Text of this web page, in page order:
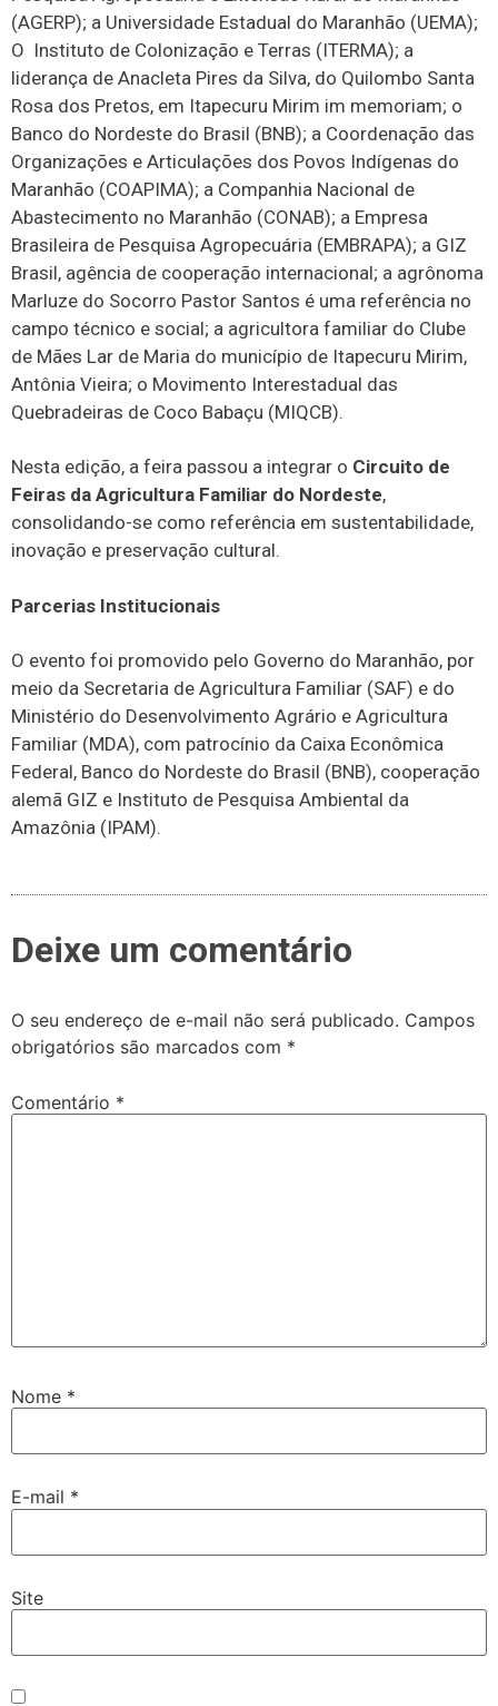
(AGERP); a Universidade Estadual do Maranhão (UEMA);
O Instituto de Colonização e Terras (ITERMA); a
liderança de Anacleta Pires da Silva, do Quilombo Santa
Rosa dos Pretos, em Itapecuru Mirim im memoriam; o
Banco do Nordeste do Brasil (BNB); a Coordenação das
Organizações e Articulações dos Povos Indígenas do
Maranhão (COAPIMA); a Companhia Nacional de
Abastecimento no Maranhão (CONAB); a Empresa
Brasileira de Pesquisa Agropecuária (EMBRAPA); a GIZ
Brasil, agência de cooperação internacional; a agrônoma
Marluze do Socorro Pastor Santos é uma referência no
campo técnico e social; a agricultora familiar do Clube
de Mães Lar de Maria do município de Itapecuru Mirim,
Antônia Vieira; o Movimento Interestadual das
Quebradeiras de Coco Babaçu (MIQCB).
Nesta edição, a feira passou a integrar o Circuito de
Feiras da Agricultura Familiar do Nordeste,
consolidando-se como referência em sustentabilidade,
inovação e preservação cultural.
Parcerias Institucionais
O evento foi promovido pelo Governo do Maranhão, por
meio da Secretaria de Agricultura Familiar (SAF) e do
Ministério do Desenvolvimento Agrário e Agricultura
Familiar (MDA), com patrocínio da Caixa Econômica
Federal, Banco do Nordeste do Brasil (BNB), cooperação
alemã GIZ e Instituto de Pesquisa Ambiental da
Amazônia (IPAM).
Deixe um comentário
O seu endereço de e-mail não será publicado. Campos
obrigatórios são marcados com *
Comentário *
Nome *
E-mail *
Site